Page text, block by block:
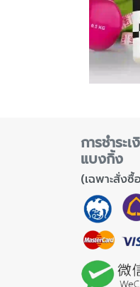
การชำระ
แบงกิ้ง
(เฉพาะสั่งซื้